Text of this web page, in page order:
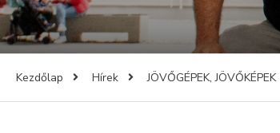
Kezdőlap Hírek JÖVŐGÉPEK, JÖVŐKÉPEK